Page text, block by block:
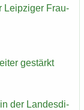
Leip­zi­ger Frau­
ge­stärkt
der Lan­des­di­